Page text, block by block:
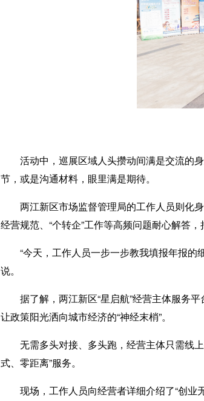
活动中，巡展区域人头攒动间满是交流的身
节，或是沟通材料，眼里满是期待。
两江新区市场监督管理局的工作人员则化身
经营规范、“个转企”工作等高频问题耐心解答，
“今天，工作人员一步一步教我填报年报的
说。
据了解，两江新区“星启航”经营主体服务平
让政策阳光洒向城市经济的“神经末梢”。
无需多头对接、多头跑，经营主体只需线上
式、零距离”服务。
现场，工作人员向经营者详细介绍了“创业